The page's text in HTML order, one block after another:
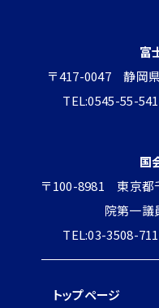
富
〒417-0047 静岡
TEL:0545-55-
国
〒100-8981 東京都
院第一議
TEL:03-3508-
トップページ